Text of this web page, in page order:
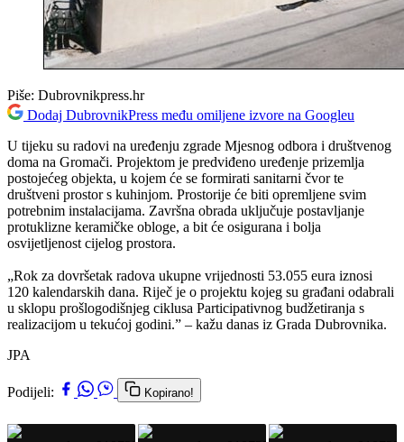
Piše: Dubrovnikpress.hr
Dodaj DubrovnikPress među omiljene izvore na Googleu
U tijeku su radovi na uređenju zgrade Mjesnog odbora i društvenog
doma na Gromači. Projektom je predviđeno uređenje prizemlja
postojećeg objekta, u kojem će se formirati sanitarni čvor te
društveni prostor s kuhinjom. Prostorije će biti opremljene svim
potrebnim instalacijama. Završna obrada uključuje postavljanje
protuklizne keramičke obloge, a bit će osigurana i bolja
osvijetljenost cijelog prostora.
„Rok za dovršetak radova ukupne vrijednosti 53.055 eura iznosi
120 kalendarskih dana. Riječ je o projektu kojeg su građani odabrali
u sklopu prošlogodišnjeg ciklusa Participativnog budžetiranja s
realizacijom u tekućoj godini.” – kažu danas iz Grada Dubrovnika.
JPA
Podijeli: Kopirano!